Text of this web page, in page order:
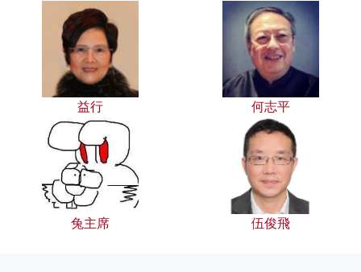
益行 何志平
兔主席 伍俊飛